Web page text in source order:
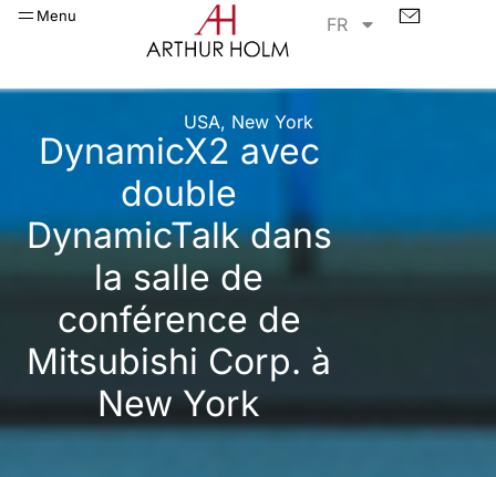
Menu FR
USA, New York
DynamicX2 avec
double
DynamicTalk dans
la salle de
conférence de
Mitsubishi Corp. à
New York